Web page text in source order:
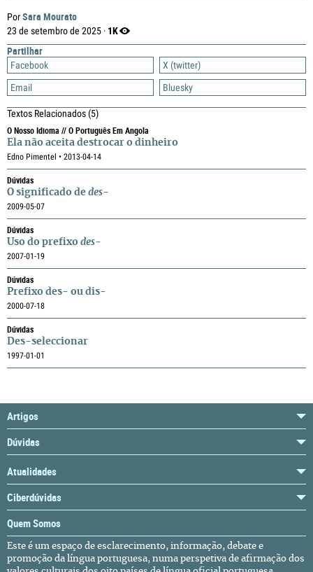
PorSara Mourato
23 de setembro de 2025 · 1K
Partilhar
Facebook
X (twitter)
Email
Bluesky
Textos Relacionados(5)
O Nosso Idioma // O Português Em Angola
Ela não aceita destrocar o dinheiro
Edno Pimentel • 2013-04-14
Dúvidas
O significado de des-
2009-05-07
Dúvidas
Uso do prefixo des-
2007-01-19
Dúvidas
Prefixo des- ou dis-
2000-07-18
Dúvidas
Des-seleccionar
1997-01-01
Artigos
Dúvidas
Atualidades
Ciberdúvidas
Quem Somos
Este é um espaço de esclarecimento, informação, debate e
promoção da língua portuguesa, numa perspetiva de afirmação dos